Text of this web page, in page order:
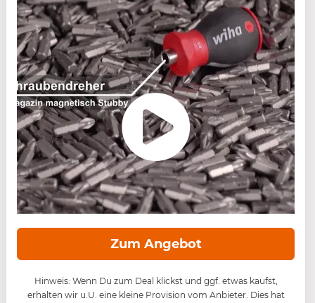
Zum Angebot
Hinweis: Wenn Du zum Deal klickst und ggf. etwas kaufst,
erhalten wir u.U. eine kleine Provision vom Anbieter. Dies hat